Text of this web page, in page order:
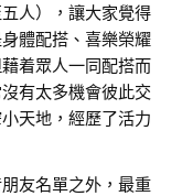
人），讓大家覺得
體配搭、喜樂榮耀
着眾人一同配搭而
有太多機會彼此交
天地，經歷了活力
友名單之外，最重